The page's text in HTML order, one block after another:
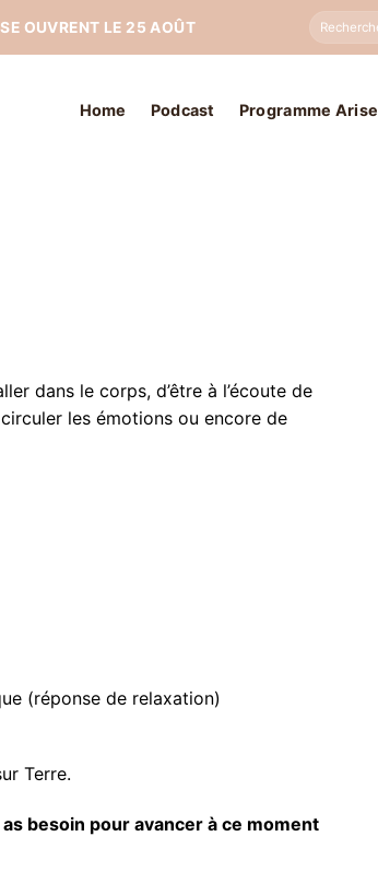
OUVRENT LE 25 AOÛT
Search
Home Podcast Programme Arise
dans le corps, d’être à l’écoute de
les émotions ou encore de
(réponse de relaxation)
Terre.
besoin pour avancer à ce moment